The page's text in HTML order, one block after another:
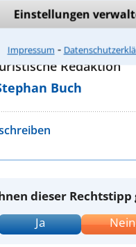
Einstellungen
Impressum ⁃
Anwalt-Suchservice
Redaktion
Buch
dieser Rechtstipp
Ja
Nein